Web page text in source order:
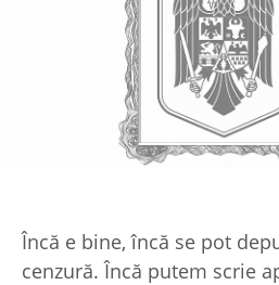
Încă e bine, încă se pot
cenzură. Încă putem scrie